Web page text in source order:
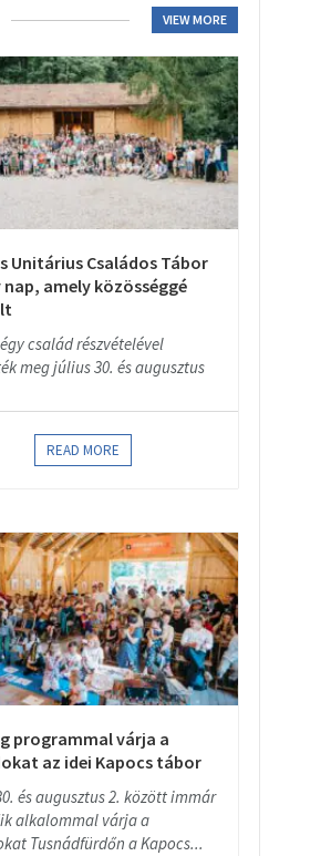
VIEW MORE
Unitárius Családos Tábor
nap, amely közösséggé
család részvételével
meg július 30. és augusztus
READ MORE
programmal várja a
az idei Kapocs tábor
és augusztus 2. között immár
alkalommal várja a
Tusnádfürdőn a Kapocs...